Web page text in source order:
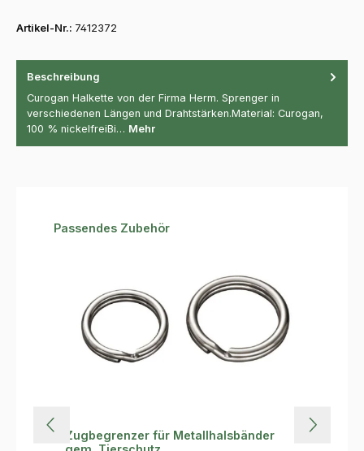
Artikel-Nr.: 7412372
Beschreibung
Curogan Halkette von der Firma Herm. Sprenger in
verschiedenen Längen und Drahtstärken.Material: Curogan,
100 % nickelfreiBi… Mehr
Produktgalerie überspringen
Passendes Zubehör
Zugbegrenzer für Metallhalsbänder